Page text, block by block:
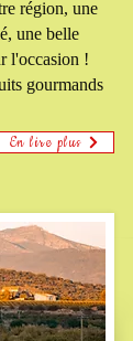
région, une
une belle
l'occasion !
gourmands
En lire plus